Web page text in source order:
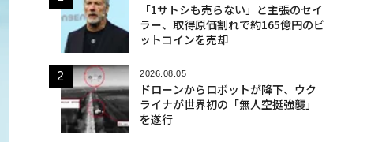
「1サトシも売らない」と主張のセイ
ラー、取得原価割れで約165億円のビ
ットコインを売却
2026.08.05
ドローンからロボットが降下、ウク
ライナが世界初の「無人空挺強襲」
を遂行